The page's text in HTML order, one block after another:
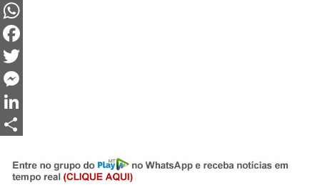
WhatsApp
Facebook
Twitter
Messenger
LinkedIn